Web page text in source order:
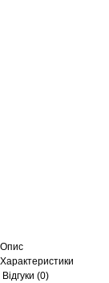
Опис
Характеристики
Відгуки (0)